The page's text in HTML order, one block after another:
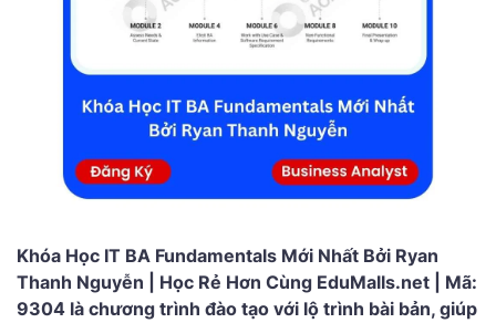
Khóa Học IT BA Fundamentals Mới Nhất Bởi Ryan
Thanh Nguyễn | Học Rẻ Hơn Cùng EduMalls.net | Mã:
9304 là chương trình đào tạo với lộ trình bài bản, giúp